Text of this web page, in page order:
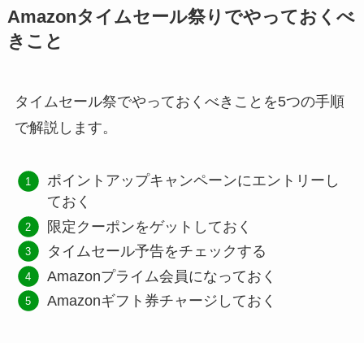
Amazonタイムセール祭りでやっておくべ
きこと
タイムセール祭でやっておくべきことを5つの手順
で解説します。
ポイントアップキャンペーンにエントリーし
ておく
限定クーポンをゲットしておく
タイムセール予告をチェックする
Amazonプライム会員になっておく
Amazonギフト券チャージしておく